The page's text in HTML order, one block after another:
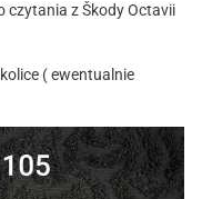
czytania z Škody Octavii
( ewentualnie